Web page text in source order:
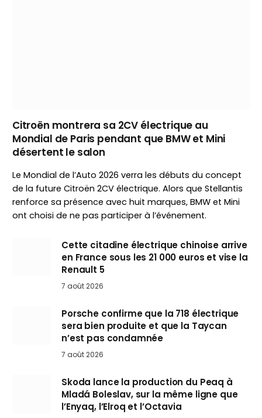
Citroën montrera sa 2CV électrique au
Mondial de Paris pendant que BMW et Mini
désertent le salon
Le Mondial de l’Auto 2026 verra les débuts du concept
de la future Citroën 2CV électrique. Alors que Stellantis
renforce sa présence avec huit marques, BMW et Mini
ont choisi de ne pas participer à l’événement.
Cette citadine électrique chinoise arrive
en France sous les 21 000 euros et vise la
Renault 5
7 août 2026
Porsche confirme que la 718 électrique
sera bien produite et que la Taycan
n’est pas condamnée
7 août 2026
Skoda lance la production du Peaq à
Mladá Boleslav, sur la même ligne que
l’Enyaq, l’Elroq et l’Octavia